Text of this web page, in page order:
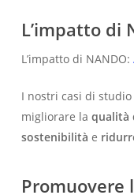
L’impatto di
L’impatto di NANDO:
I nostri casi di
migliorare la qualità
sostenibilità e
Promuovere